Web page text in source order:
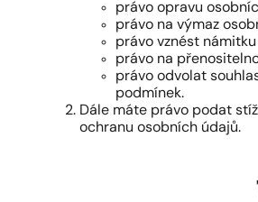
právo opravu
právo na výmaz
právo vznést
právo na
právo odvolat
podmínek.
Dále máte právo podat
ochranu osobních údajů.